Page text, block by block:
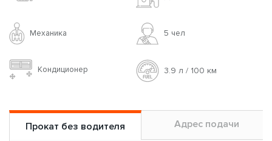
Механика 5 чел
Кондиционер 3.9 л / 100 км
Прокат без водителя Адрес подачи